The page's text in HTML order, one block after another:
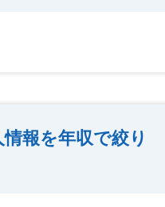
報を年収で絞り